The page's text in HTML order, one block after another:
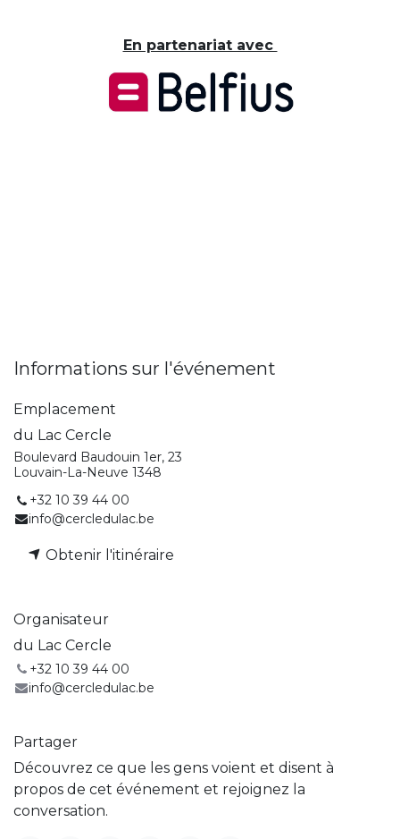
En partenariat avec
Informations sur l'événement
Emplacement
du Lac Cercle
Boulevard Baudouin 1er, 23
Louvain-La-Neuve 1348
+32 10 39 44 00
info@cercledulac.be
Obtenir l'itinéraire
Organisateur
du Lac Cercle
+32 10 39 44 00
info@cercledulac.be
Partager
Découvrez ce que les gens voient et disent à
propos de cet événement et rejoignez la
conversation.